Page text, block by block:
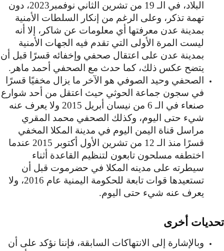
البلاد، في الـ 19 من تشرين الثاني نوفمبر2023، دون
تهمة تذكر، وعلى الرغم من إنكار السلطات الأمنية
بمدينة عدن معرفتها أي معلومات عن شاكر، إلا أنه
ليست المرة الأولى التي تقدم فيه الجهات الأمنية
بمدينة عدن على اعتقال صحفي وإخفائه قسرًا قبل أن
يتضح عكس ذلك، كما حدث مع الصحفي أحمد ماهر.
الصحفي وحيد الصوفي هو الآخر ما يزال مخفيًا قسرًا
في سجون جماعة الحوثي حيث اعتقل من أحد شوارع
صنعاء في الـ 6 من نيسان أبريل 2015 ولا يعرف عنه
شيء حتى اليوم، وكذلك الصحفي محمد المقري
مراسل قناة اليمن اليوم في مدينة المكلا المخفي
قسرًا منذ الـ 12 من تشرين الأول أكتوبر 2015 عندما
اختطفه مسلحون تابعون لتنظيم القاعدة أثناء
سيطرته على مدينه المكلا في حضرموت قبل أن
تستعيدها قوات تابعة للحكومة اليمنية عام 2016، ولا
يعرف عنه شيء حتى اليوم.
تحديات أخرى
وبالإشارة إلى الانتهاكات السابقة، فإننا نؤكد على أن